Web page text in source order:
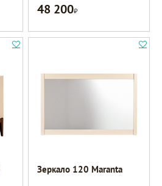
48 200Р
Зеркало 120 Maranta